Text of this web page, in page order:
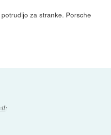
za stranke. Porsche
: